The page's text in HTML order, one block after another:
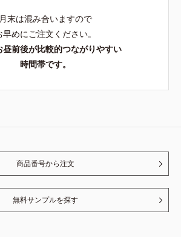
月末は混み合いますので
早めにご注文ください。
昼前後が比較的つながりやすい
時間帯です。
商品番号から注文
無料サンプルを探す